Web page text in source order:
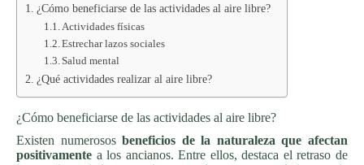
¿Cómo beneficiarse de las actividades al aire libre?
Actividades físicas
Estrechar lazos sociales
Salud mental
¿Qué actividades realizar al aire libre?
¿Cómo beneficiarse de las actividades al aire libre?
Existen numerososbeneficios de la naturaleza que afectan
positivamente a los ancianos. Entre ellos, destaca el retraso de